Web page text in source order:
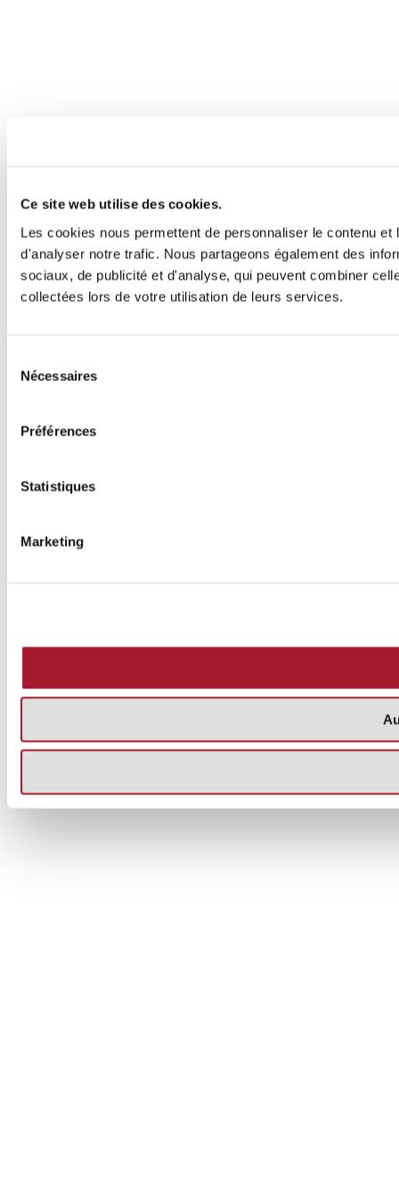
Ce site web utilise des cookies.
Les cookies nous permettent de personnaliser le contenu
d'analyser notre trafic. Nous partageons également des
sociaux, de publicité et d'analyse, qui peuvent combiner
collectées lors de votre utilisation de leurs services.
Nécessaires
Préférences
Statistiques
Marketing